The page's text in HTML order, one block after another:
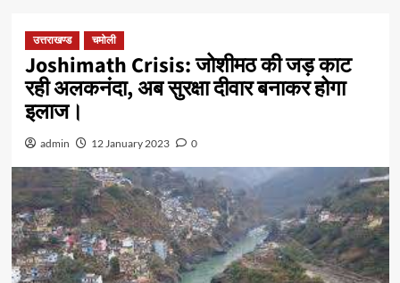
उत्तराखण्ड चमोली
Joshimath Crisis: जोशीमठ की जड़ काट
रही अलकनंदा, अब सुरक्षा दीवार बनाकर होगा
इलाज।
admin 12 January 2023 0